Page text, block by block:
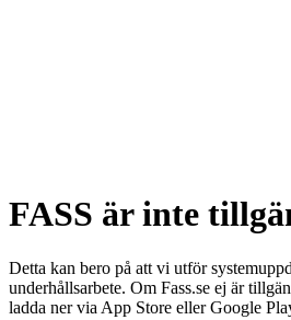
FASS är inte
Detta kan bero på att vi utför
underhållsarbete. Om Fass.se ej är
ladda ner via App Store eller Google